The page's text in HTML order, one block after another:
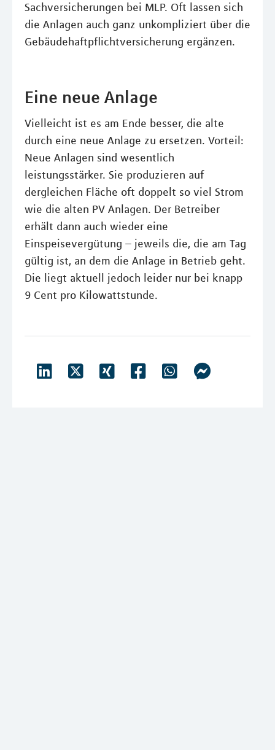
Sachversicherungen bei MLP. Oft lassen sich
die Anlagen auch ganz unkompliziert über die
Gebäudehaftpflichtversicherung ergänzen.
Eine neue Anlage
Vielleicht ist es am Ende besser, die alte
durch eine neue Anlage zu ersetzen. Vorteil:
Neue Anlagen sind wesentlich
leistungsstärker. Sie produzieren auf
dergleichen Fläche oft doppelt so viel Strom
wie die alten PV Anlagen. Der Betreiber
erhält dann auch wieder eine
Einspeisevergütung – jeweils die, die am Tag
gültig ist, an dem die Anlage in Betrieb geht.
Die liegt aktuell jedoch leider nur bei knapp
9 Cent pro Kilowattstunde.